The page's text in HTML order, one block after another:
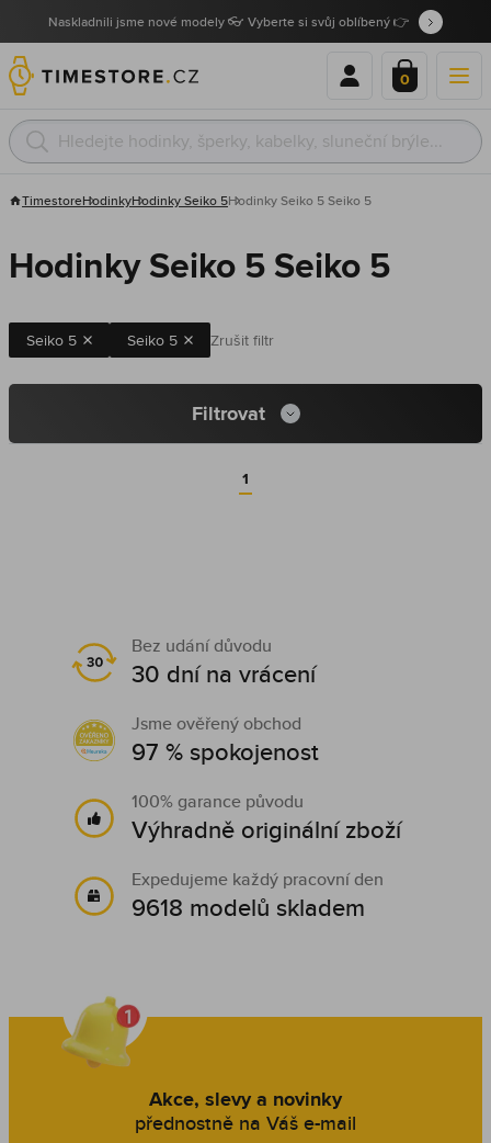
Naskladnili jsme nové modely 👓 Vyberte si svůj oblíbený 👉
0
TimestoreHodinkyHodinky Seiko 5Hodinky Seiko 5 Seiko 5
Hodinky Seiko 5 Seiko 5
Seiko 5 Seiko 5 Zrušit filtr
Filtrovat
1
Bez udání důvodu
30 dní na vrácení
Jsme ověřený obchod
97 % spokojenost
100% garance původu
Výhradně originální zboží
Expedujeme každý pracovní den
9618 modelů skladem
Akce, slevy a novinky
přednostně na Váš e-mail